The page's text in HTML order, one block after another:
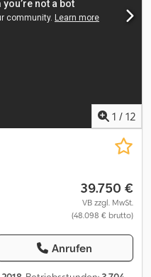
1 / 12
39.750 €
VB zzgl. MwSt.
(48.098 € brutto)
Anrufen